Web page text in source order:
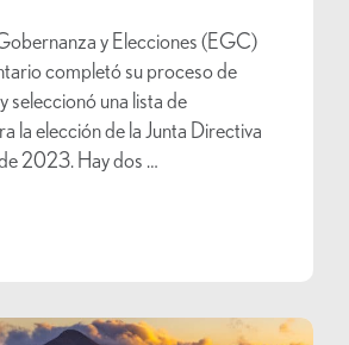
y Elecciones (EGC)
completó su proceso de
seleccionó una lista de
la elección de la Junta Directiva
2023. Hay dos …